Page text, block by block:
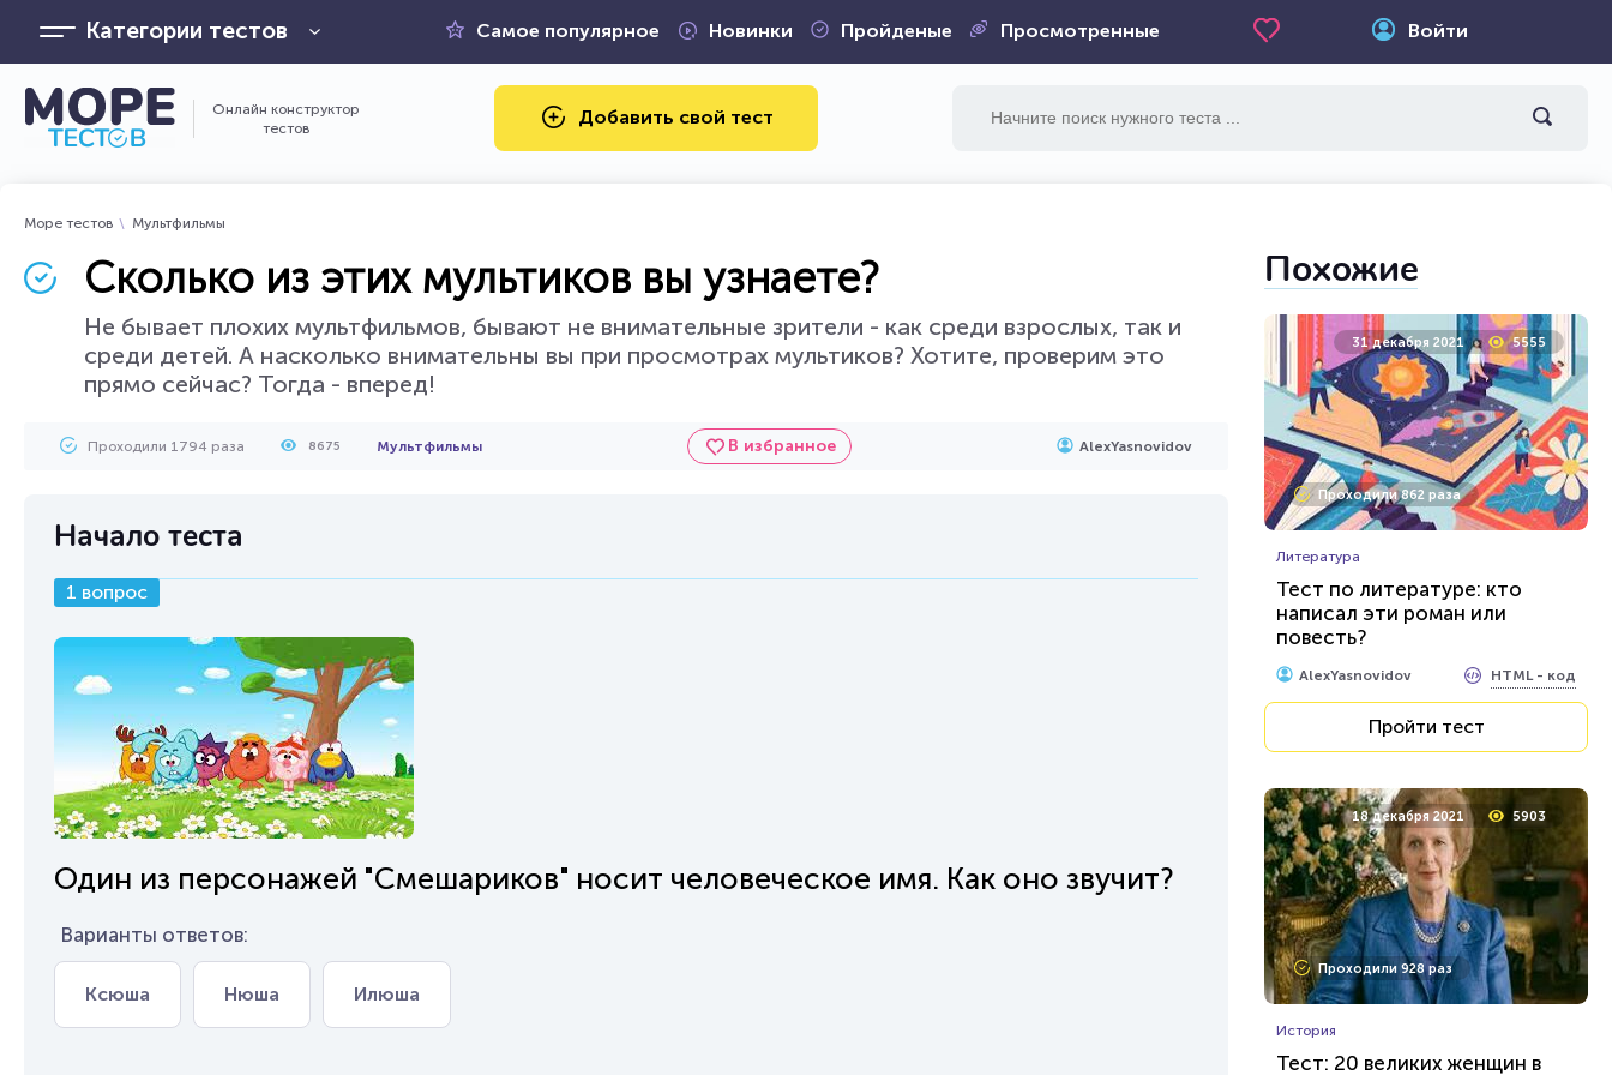
Категории тестов Самое популярное Новинки Пройденые Просмотренные Войти
Онлайн конструктор
тестов
Добавить свой тест
Море тестов Мультфильмы
Сколько из этих мультиков вы узнаете?
Не бывает плохих мультфильмов, бывают не внимательные зрители - как среди взрослых, так и
среди детей. А насколько внимательны вы при просмотрах мультиков? Хотите, проверим это
прямо сейчас? Тогда - вперед!
Проходили 1794 раза 8675 Мультфильмы В избранное AlexYasnovidov
Начало теста
1 вопрос
Один из персонажей "Смешариков" носит человеческое имя. Как оно звучит?
Варианты ответов:
Ксюша Нюша Илюша
Похожие
31 декабря 2021 5555
Проходили 862 раза
Литература
Тест по литературе: кто
написал эти роман или
повесть?
AlexYasnovidov HTML - код
Пройти тест
18 декабря 2021 5903
Проходили 928 раз
История
Тест: 20 великих женщин в